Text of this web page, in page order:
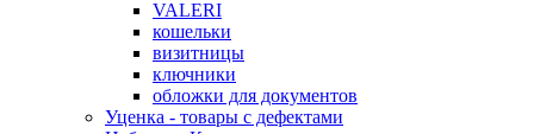
VALERI
кошельки
визитницы
ключники
обложки для документов
Уценка - товары с дефектами